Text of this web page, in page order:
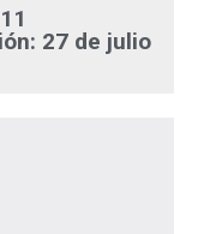
27 de julio